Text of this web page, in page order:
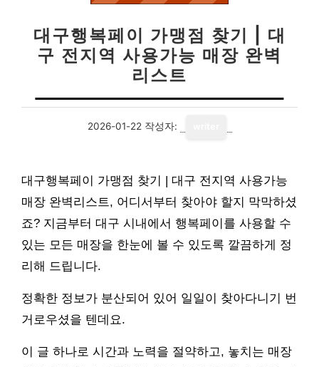
대구행복페이 가맹점 찾기 | 대
구 전지역 사용가능 매장 완벽
리스트
2026-01-22 작성자:
대구행복페이 가맹점 찾기 | 대구 전지역 사용가능
매장 완벽리스트, 어디서부터 찾아야 할지 막막하셨
죠? 지금부터 대구 시내에서 행복페이를 사용할 수
있는 모든 매장을 한눈에 볼 수 있도록 깔끔하게 정
리해 드립니다.
정확한 정보가 분산되어 있어 일일이 찾아다니기 번
거로우셨을 텐데요.
이 글 하나로 시간과 노력을 절약하고, 놓치는 매장